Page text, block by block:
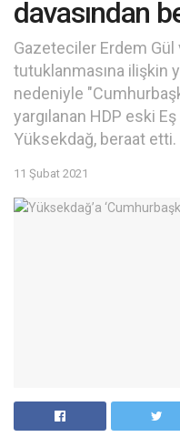
davasından
Gazeteciler Erdem Gül
tutuklanmasına ilişkin
nedeniyle
yargılanan HDP eski
Yüksekdağ, beraat etti.
11 Şubat 2021